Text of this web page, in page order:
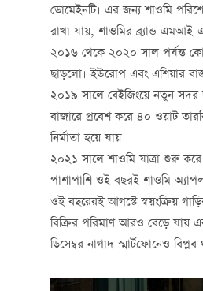
ডোমেইনটি। এর জন্য শাওমি
রাখা যায়, শাওমির ব্র্যান্ড
২০১৬ থেকে ২০২০ সাল পর্যন্ত
ছাড়লো। ইউরোপ এবং এশিয়ার
২০১৯ সালে বেইজিংয়ে নতুন
বাজারে প্রবেশ করে ৪০ ওয়াট
নির্মাতা হয়ে যায়।
২০২১ সালে শাওমি যাত্রা শুরু
পাশাপাশি ওই বছরই শাওমি
ওই বছরেরই আগস্টে স্বয়ংক্রিয়
বিক্রির পরিমাণ আরও বেড়ে
ডিসেম্বর নাগাদ স্মার্টফোনেও